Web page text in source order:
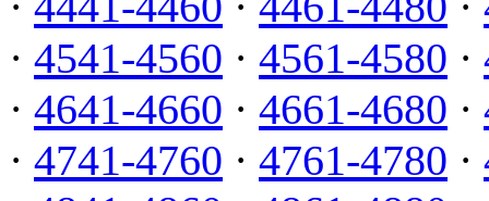
· 4541-4560 · 4561-4580 ·
· 4641-4660 · 4661-4680 ·
· 4741-4760 · 4761-4780 ·